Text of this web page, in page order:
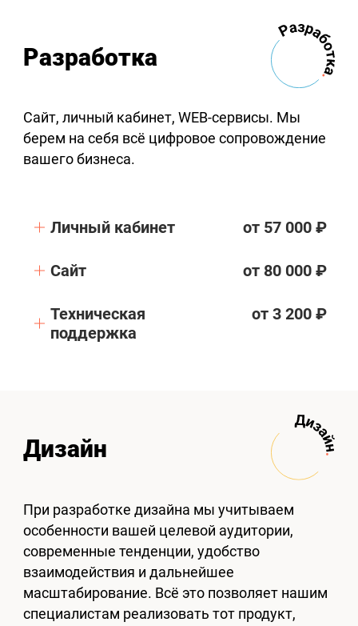
Разработка
Сайт, личный кабинет, WEB-сервисы. Мы
берем на себя всё цифровое сопровождение
вашего бизнеса.
Личный кабинет от 57 000 ₽
Сайт от 80 000 ₽
Техническая
поддержка
от 3 200 ₽
Дизайн
При разработке дизайна мы учитываем
особенности вашей целевой аудитории,
современные тенденции, удобство
взаимодействия и дальнейшее
масштабирование. Всё это позволяет нашим
специалистам реализовать тот продукт,